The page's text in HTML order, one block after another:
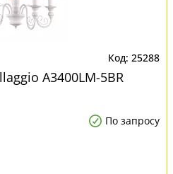
25288
A3400LM-5BR
По запросу